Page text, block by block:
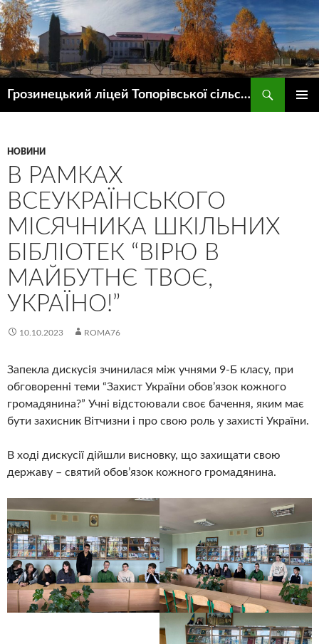
Грозинецький ліцей Топорівської сільської ради
НОВИНИ
В РАМКАХ
ВСЕУКРАЇНСЬКОГО
МІСЯЧНИКА ШКІЛЬНИХ
БІБЛІОТЕК “ВІРЮ В
МАЙБУТНЄ ТВОЄ,
УКРАЇНО!”
10.10.2023 ROMA76
Запекла дискусія зчинилася між учнями 9-Б класу, при
обговоренні теми “Захист України обов’язок кожного
громадянина?” Учні відстоювали своє бачення, яким має
бути захисник Вітчизни і про свою роль у захисті України.
В ході дискусії дійшли висновку, що захищати свою
державу – святий обов’язок кожного громадянина.